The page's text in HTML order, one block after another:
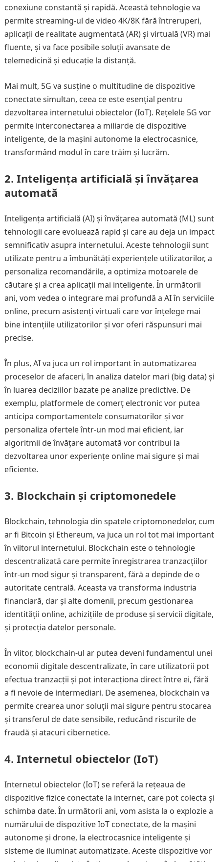
conexiune constantă și rapidă. Această tehnologie va
permite streaming-ul de video 4K/8K fără întreruperi,
aplicații de realitate augmentată (AR) și virtuală (VR) mai
fluente, și va face posibile soluții avansate de
telemedicină și educație la distanță.
Mai mult, 5G va susține o multitudine de dispozitive
conectate simultan, ceea ce este esențial pentru
dezvoltarea internetului obiectelor (IoT). Rețelele 5G vor
permite interconectarea a miliarde de dispozitive
inteligente, de la mașini autonome la electrocasnice,
transformând modul în care trăim și lucrăm.
2. Inteligența artificială și învățarea
automată
Inteligența artificială (AI) și învățarea automată (ML) sunt
tehnologii care evoluează rapid și care au deja un impact
semnificativ asupra internetului. Aceste tehnologii sunt
utilizate pentru a îmbunătăți experiențele utilizatorilor, a
personaliza recomandările, a optimiza motoarele de
căutare și a crea aplicații mai inteligente. În următorii
ani, vom vedea o integrare mai profundă a AI în serviciile
online, precum asistenți virtuali care vor înțelege mai
bine intențiile utilizatorilor și vor oferi răspunsuri mai
precise.
În plus, AI va juca un rol important în automatizarea
proceselor de afaceri, în analiza datelor mari (big data) și
în luarea deciziilor bazate pe analize predictive. De
exemplu, platformele de comerț electronic vor putea
anticipa comportamentele consumatorilor și vor
personaliza ofertele într-un mod mai eficient, iar
algoritmii de învățare automată vor contribui la
dezvoltarea unor experiențe online mai sigure și mai
eficiente.
3. Blockchain și criptomonedele
Blockchain, tehnologia din spatele criptomonedelor, cum
ar fi Bitcoin și Ethereum, va juca un rol tot mai important
în viitorul internetului. Blockchain este o tehnologie
descentralizată care permite înregistrarea tranzacțiilor
într-un mod sigur și transparent, fără a depinde de o
autoritate centrală. Aceasta va transforma industria
financiară, dar și alte domenii, precum gestionarea
identității online, achizițiile de produse și servicii digitale,
și protecția datelor personale.
În viitor, blockchain-ul ar putea deveni fundamentul unei
economii digitale descentralizate, în care utilizatorii pot
efectua tranzacții și pot interacționa direct între ei, fără
a fi nevoie de intermediari. De asemenea, blockchain va
permite crearea unor soluții mai sigure pentru stocarea
și transferul de date sensibile, reducând riscurile de
fraudă și atacuri cibernetice.
4. Internetul obiectelor (IoT)
Internetul obiectelor (IoT) se referă la rețeaua de
dispozitive fizice conectate la internet, care pot colecta și
schimba date. În următorii ani, vom asista la o explozie a
numărului de dispozitive IoT conectate, de la mașini
autonome și drone, la electrocasnice inteligente și
sisteme de iluminat automatizate. Aceste dispozitive vor